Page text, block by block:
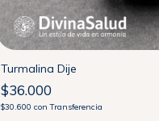
Turmalina Dije
$36.000
$30.600 con Transferencia